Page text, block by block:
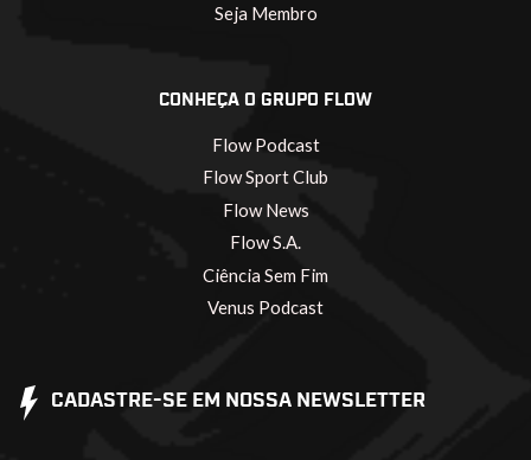
Seja Membro
CONHEÇA O GRUPO FLOW
Flow Podcast
Flow Sport Club
Flow News
Flow S.A.
Ciência Sem Fim
Venus Podcast
CADASTRE-SE EM NOSSA NEWSLETTER